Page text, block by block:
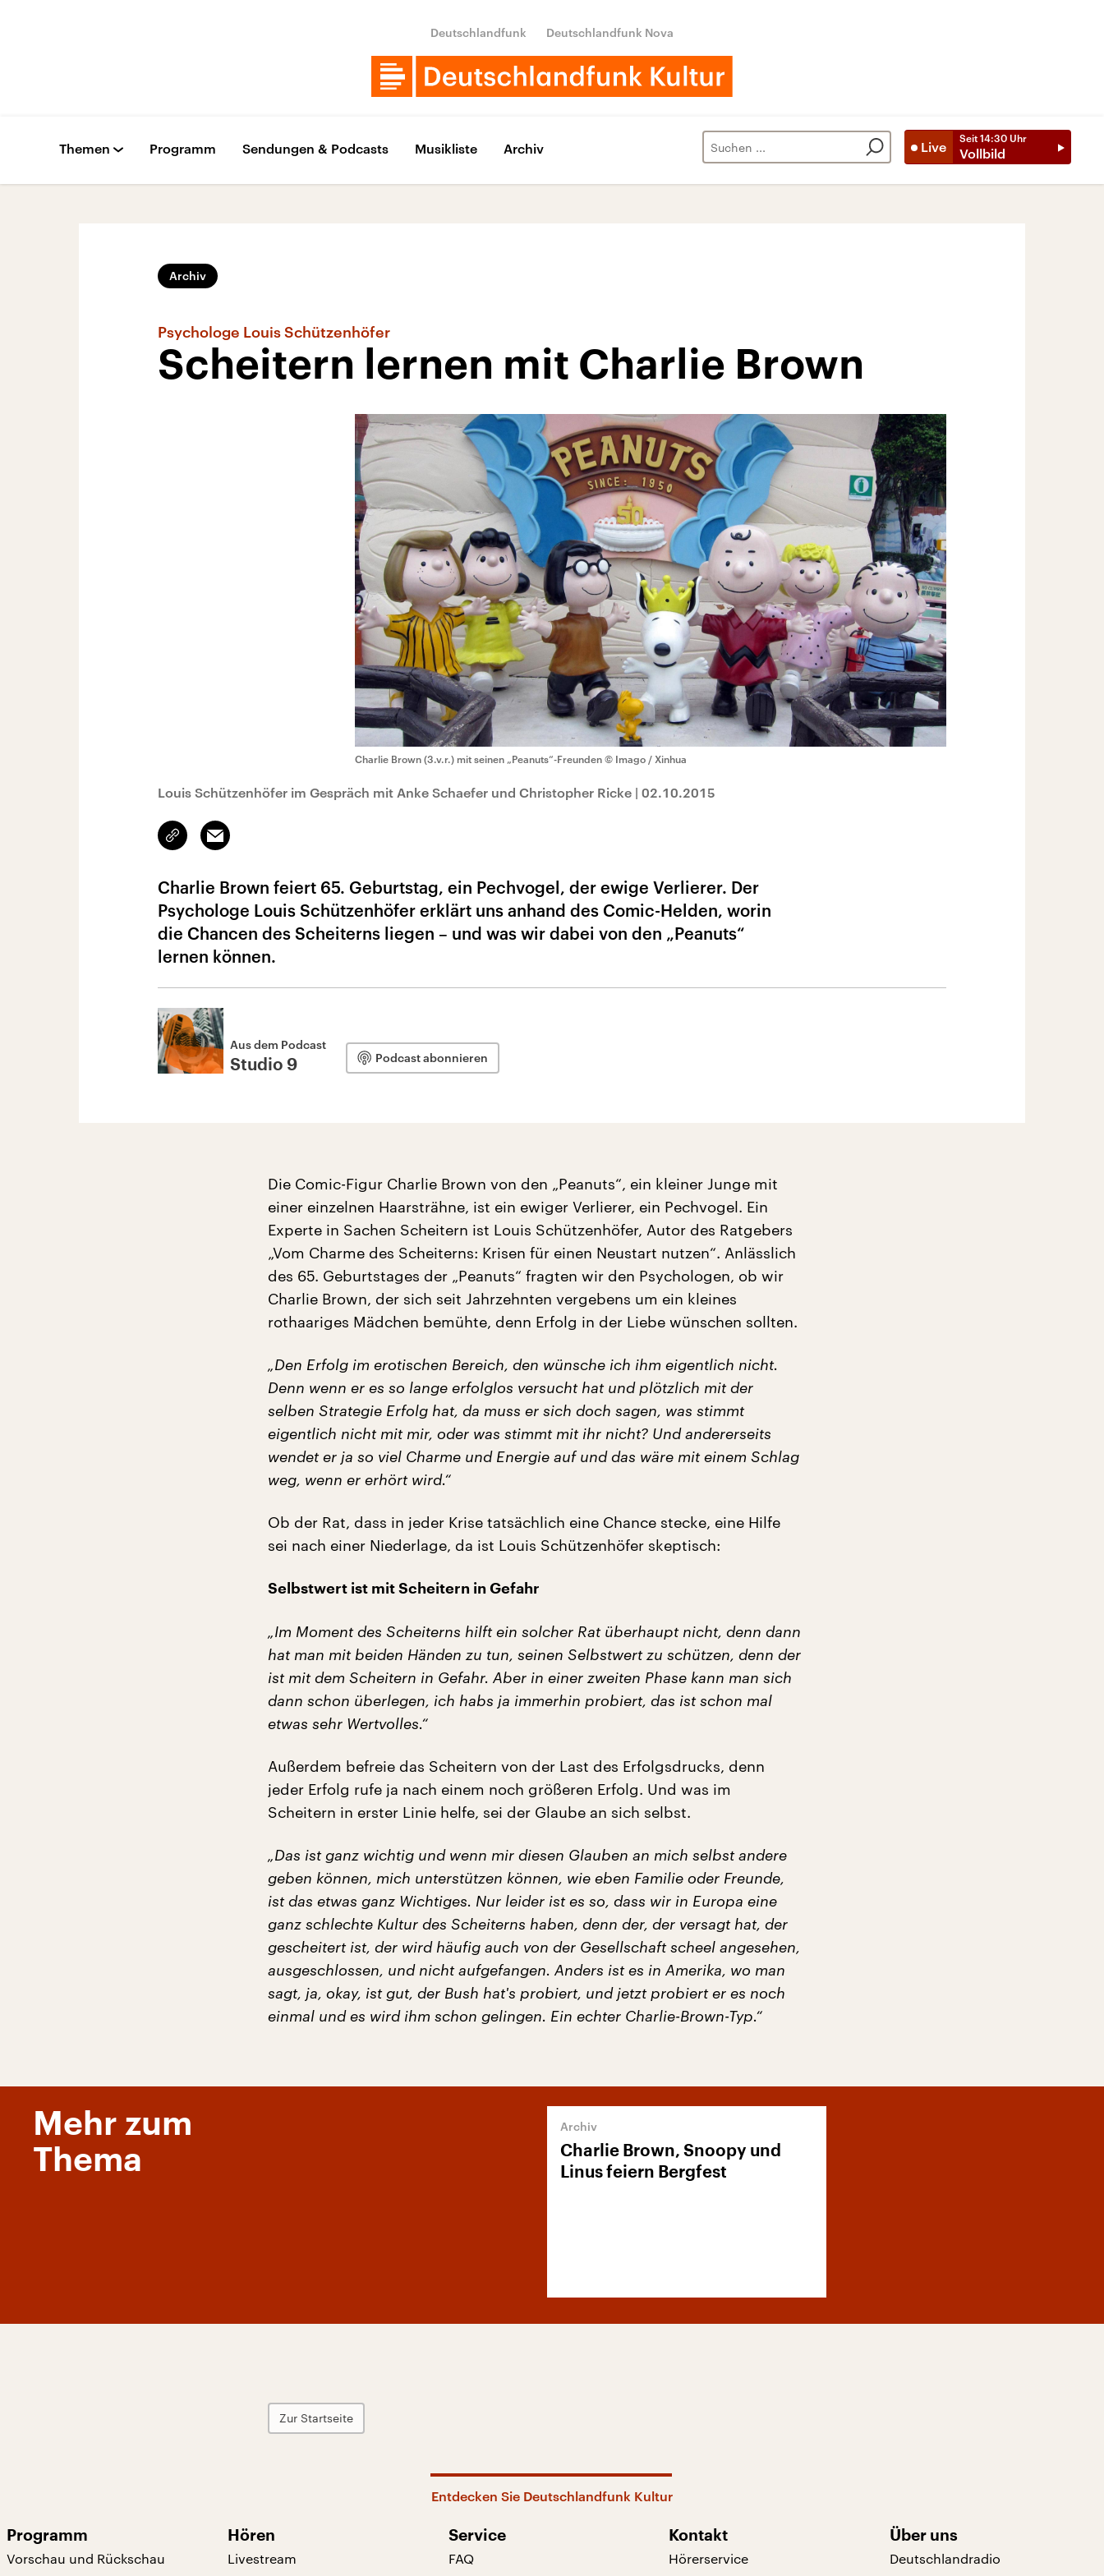
Deutschlandfunk Deutschlandfunk Nova
Live
Seit 14:30 Uhr
Vollbild
Themen Programm Sendungen & Podcasts Musikliste Archiv
Archiv
Psychologe Louis Schützenhöfer
Scheitern lernen mit Charlie Brown
Charlie Brown (3.v.r.) mit seinen „Peanuts“-Freunden © Imago / Xinhua
Louis Schützenhöfer im Gespräch mit Anke Schaefer und Christopher Ricke | 02.10.2015
Link
kopieren/teilen
Email
Charlie Brown feiert 65. Geburtstag, ein Pechvogel, der ewige Verlierer. Der
Psychologe Louis Schützenhöfer erklärt uns anhand des Comic-Helden, worin
die Chancen des Scheiterns liegen – und was wir dabei von den „Peanuts“
lernen können.
Aus dem Podcast
Studio 9 Podcast abonnieren
Die Comic-Figur Charlie Brown von den „Peanuts“, ein kleiner Junge mit
einer einzelnen Haarsträhne, ist ein ewiger Verlierer, ein Pechvogel. Ein
Experte in Sachen Scheitern ist Louis Schützenhöfer, Autor des Ratgebers
„Vom Charme des Scheiterns: Krisen für einen Neustart nutzen“. Anlässlich
des 65. Geburtstages der „Peanuts“ fragten wir den Psychologen, ob wir
Charlie Brown, der sich seit Jahrzehnten vergebens um ein kleines
rothaariges Mädchen bemühte, denn Erfolg in der Liebe wünschen sollten.
„Den Erfolg im erotischen Bereich, den wünsche ich ihm eigentlich nicht.
Denn wenn er es so lange erfolglos versucht hat und plötzlich mit der
selben Strategie Erfolg hat, da muss er sich doch sagen, was stimmt
eigentlich nicht mit mir, oder was stimmt mit ihr nicht? Und andererseits
wendet er ja so viel Charme und Energie auf und das wäre mit einem Schlag
weg, wenn er erhört wird.“
Ob der Rat, dass in jeder Krise tatsächlich eine Chance stecke, eine Hilfe
sei nach einer Niederlage, da ist Louis Schützenhöfer skeptisch:
Selbstwert ist mit Scheitern in Gefahr
„Im Moment des Scheiterns hilft ein solcher Rat überhaupt nicht, denn dann
hat man mit beiden Händen zu tun, seinen Selbstwert zu schützen, denn der
ist mit dem Scheitern in Gefahr. Aber in einer zweiten Phase kann man sich
dann schon überlegen, ich habs ja immerhin probiert, das ist schon mal
etwas sehr Wertvolles.“
Außerdem befreie das Scheitern von der Last des Erfolgsdrucks, denn
jeder Erfolg rufe ja nach einem noch größeren Erfolg. Und was im
Scheitern in erster Linie helfe, sei der Glaube an sich selbst.
„Das ist ganz wichtig und wenn mir diesen Glauben an mich selbst andere
geben können, mich unterstützen können, wie eben Familie oder Freunde,
ist das etwas ganz Wichtiges. Nur leider ist es so, dass wir in Europa eine
ganz schlechte Kultur des Scheiterns haben, denn der, der versagt hat, der
gescheitert ist, der wird häufig auch von der Gesellschaft scheel angesehen,
ausgeschlossen, und nicht aufgefangen. Anders ist es in Amerika, wo man
sagt, ja, okay, ist gut, der Bush hat's probiert, und jetzt probiert er es noch
einmal und es wird ihm schon gelingen. Ein echter Charlie-Brown-Typ.“
Mehr zum
Thema
Charlie Brown, Snoopy und
Linus feiern Bergfest
Zur Startseite
Entdecken Sie Deutschlandfunk Kultur
Programm
Vorschau und Rückschau
Hören
Livestream
Service
FAQ
Kontakt
Hörerservice
Über uns
Deutschlandradio